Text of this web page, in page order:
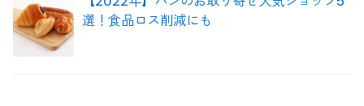
選！食品ロス削減にも